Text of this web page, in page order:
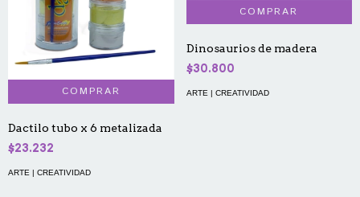
Dactilo tubo x 6 metalizada
$23.232
ARTE | CREATIVIDAD
Dinosaurios de madera
$30.800
ARTE | CREATIVIDAD